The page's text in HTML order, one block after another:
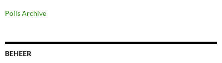
Polls Archive
BEHEER